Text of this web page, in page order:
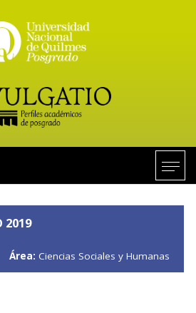
2019
Área: Ciencias Sociales y Humanas